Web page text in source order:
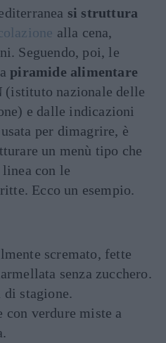
si struttura
alla cena,
Seguendo, poi, le
piramide alimentare
(istituto nazionale delle
e dalle indicazioni
per dimagrire, è
un menù tipo che
con le
Ecco un esempio.
scremato, fette
senza zucchero.
stagione.
con verdure miste a